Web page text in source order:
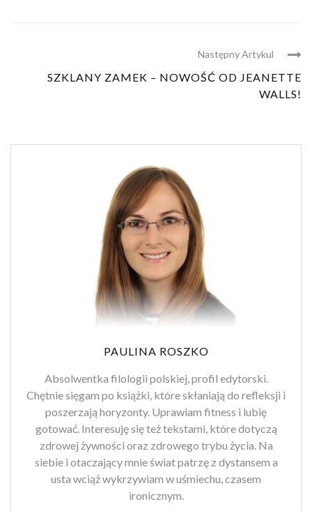
Następny Artykul
SZKLANY ZAMEK – NOWOŚĆ OD JEANETTE
WALLS!
PAULINA ROSZKO
Absolwentka filologii polskiej, profil edytorski.
Chętnie sięgam po książki, które skłaniają do refleksji i
poszerzają horyzonty. Uprawiam fitness i lubię
gotować. Interesuję się też tekstami, które dotyczą
zdrowej żywności oraz zdrowego trybu życia. Na
siebie i otaczający mnie świat patrzę z dystansem a
usta wciąż wykrzywiam w uśmiechu, czasem
ironicznym.